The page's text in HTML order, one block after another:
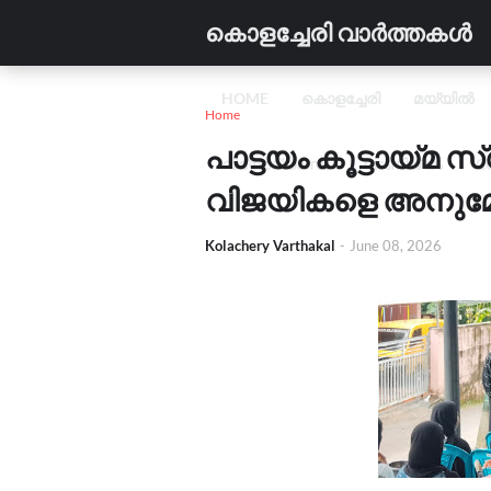
കൊളച്ചേരി വാർത്തകൾ
HOME കൊളച്ചേരി മയ്യിൽ
വിദ്യാഭ്യാസം വാണിജ്യം
Home
പാട്ടയം
വിജയികളെ
Kolachery Varthakal - June 08, 2026